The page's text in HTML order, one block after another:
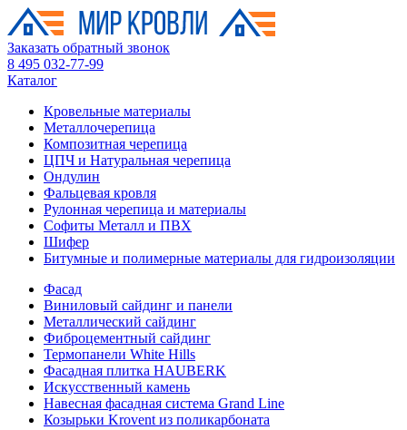
Заказать обратный звонок
8 495 032-77-99
Каталог
Кровельные материалы
Металлочерепица
Композитная черепица
ЦПЧ и Натуральная черепица
Ондулин
Фальцевая кровля
Рулонная черепица и материалы
Софиты Металл и ПВХ
Шифер
Битумные и полимерные материалы для гидроизоляции
Фасад
Виниловый сайдинг и панели
Металлический сайдинг
Фиброцементный сайдинг
Термопанели White Hills
Фасадная плитка HAUBERK
Искусственный камень
Навесная фасадная система Grand Line
Козырьки Krovent из поликарбоната